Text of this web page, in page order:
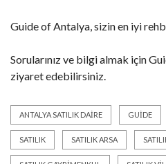
Guide of Antalya, sizin en iyi
Sorularınız ve bilgi almak için
ziyaret edebilirsiniz.
ANTALYA SATILIK DAIRE GUIDE
SATILIK SATILIK ARSA